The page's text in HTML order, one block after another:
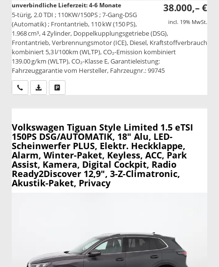
38.000,– €
incl. 19% MwSt.
unverbindliche Lieferzeit: 4-6 Monate
5-türig, 2.0 TDI ; 110KW/150PS ; 7-Gang-DSG
(Automatik) ; Frontantrieb, 110 kW (150 PS),
1.968 cm³, 4 Zylinder, Doppelkupplungsgetriebe (DSG),
Frontantrieb, Verbrennungsmotor (ICE), Diesel, Kraftstoffverbrauch
kombiniert 5,3 l/100km (WLTP), CO₂-Emission kombiniert
139.00 g/km (WLTP), CO₂-Klasse E, Garantieleistung:
Fahrzeuggarantie vom Hersteller, Fahrzeugnr.: 99745
Wir rufen Sie anPDF-Datei, Fahrzeugexposé drucken
Volkswagen Tiguan Style Limited 1.5 eTSI
150PS DSG/AUTOMATIK, 18" Alu, LED-
Scheinwerfer PLUS, Elektr. Heckklappe,
Alarm, Winter-Paket, Keyless, ACC, Park
Assist, Kamera, Digital Cockpit, Radio
Ready2Discover 12,9", 3-Z-Climatronic,
Akustik-Paket, Privacy